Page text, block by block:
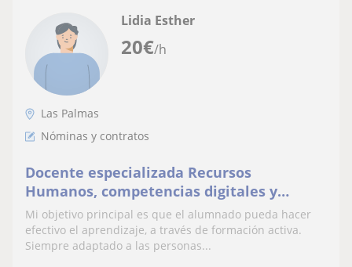
20€/h
Lidia Esther
Las Palmas
Nóminas y contratos
Docente especializada Recursos
Humanos, competencias digitales y
administración de empresas. Adaptación
a todos los niveles.
Mi objetivo principal es que el alumnado pueda hacer
efectivo el aprendizaje, a través de formación activa.
Siempre adaptado a las personas...